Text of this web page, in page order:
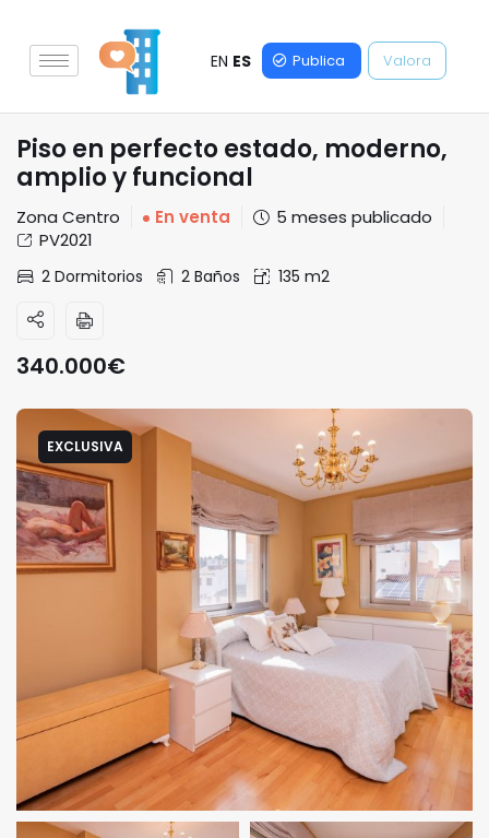
EN ES Publica Valora
Piso en perfecto estado, moderno,
amplio y funcional
Zona Centro En venta
5 meses publicado
PV2021
2 Dormitorios 2 Baños 135 m2
340.000€
EXCLUSIVA